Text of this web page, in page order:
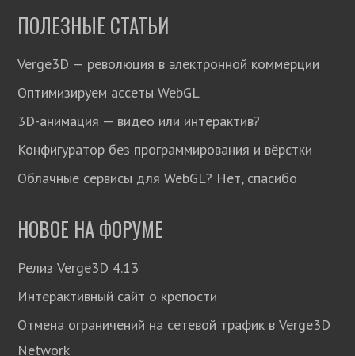
ПОЛЕЗНЫЕ СТАТЬИ
Verge3D — революция в электронной коммерции
Оптимизируем ассеты WebGL
3D-анимация — видео или интерактив?
Конфигуратор без программирования и вёрстки
Облачные сервисы для WebGL? Нет, спасибо
НОВОЕ НА ФОРУМЕ
Релиз Verge3D 4.13
Интерактивный сайт о крепости
Отмена ограничений на сетевой трафик в Verge3D
Network